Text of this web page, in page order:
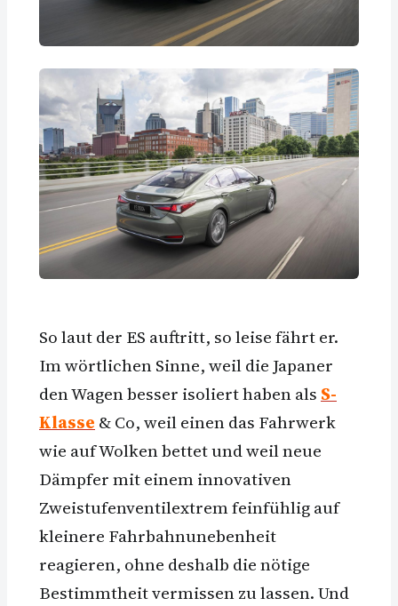
So laut der ES auftritt, so leise fährt er.
Im wörtlichen Sinne, weil die Japaner
den Wagen besser isoliert haben als S-
Klasse & Co, weil einen das Fahrwerk
wie auf Wolken bettet und weil neue
Dämpfer mit einem innovativen
Zweistufenventilextrem feinfühlig auf
kleinere Fahrbahnunebenheit
reagieren, ohne deshalb die nötige
Bestimmtheit vermissen zu lassen. Und